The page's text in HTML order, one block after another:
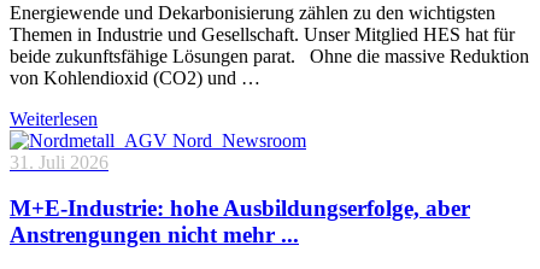
Energiewende und Dekarbonisierung zählen zu den wichtigsten
Themen in Industrie und Gesellschaft. Unser Mitglied HES hat für
beide zukunftsfähige Lösungen parat. Ohne die massive Reduktion
von Kohlendioxid (CO2) und …
Weiterlesen
31. Juli 2026
M+E-Industrie: hohe Ausbildungserfolge, aber
Anstrengungen nicht mehr ...